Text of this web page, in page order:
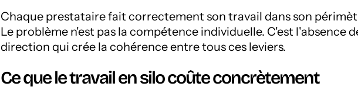
Chaque prestataire fait correctement son travail dans son
Le problème n'est pas la compétence individuelle. C'est l'absence
direction qui crée la cohérence entre tous ces leviers.
Ce que le travail en silo coûte concrètement